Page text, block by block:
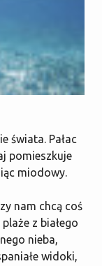
świata. Pałac
pomieszkuje
miodowy.
nam chcą coś
z białego
nieba,
widoki,